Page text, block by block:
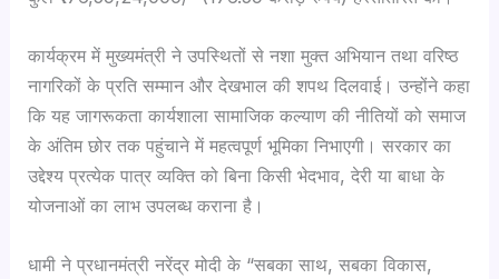
कार्यक्रम में मुख्यमंत्री ने उपस्थितों से नशा मुक्त अभियान तथा वरिष्ठ
नागरिकों के प्रति सम्मान और देखभाल की शपथ दिलवाई। उन्होंने कहा
कि यह जागरूकता कार्यशाला सामाजिक कल्याण की नीतियों को समाज
के अंतिम छोर तक पहुंचाने में महत्वपूर्ण भूमिका निभाएगी। सरकार का
उद्देश्य प्रत्येक पात्र व्यक्ति को बिना किसी भेदभाव, देरी या बाधा के
योजनाओं का लाभ उपलब्ध कराना है।
धामी ने प्रधानमंत्री नरेंद्र मोदी के “सबका साथ, सबका विकास,